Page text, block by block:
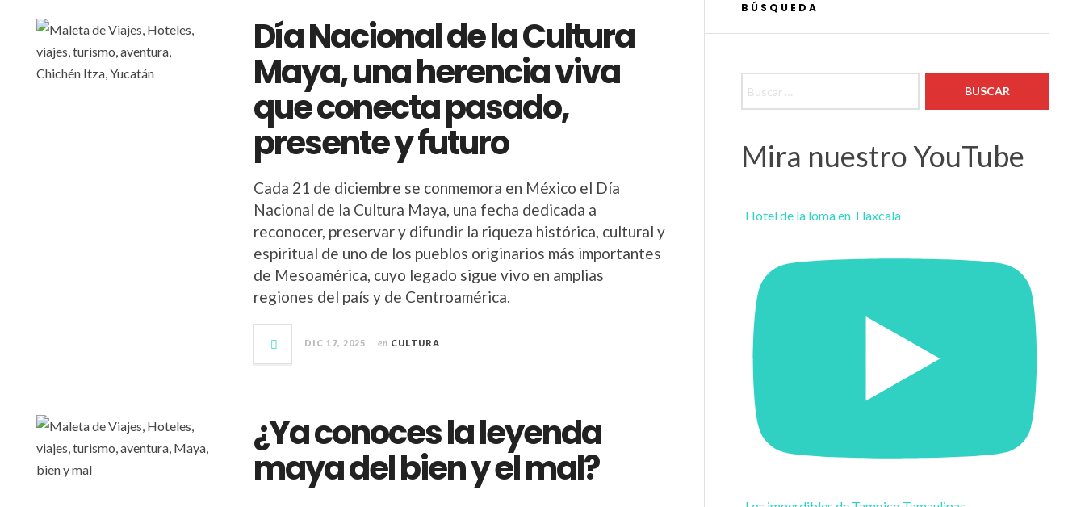
Día Nacional de la Cultura
Maya, una herencia viva
que conecta pasado,
presente y futuro
Cada 21 de diciembre se conmemora en México el Día
Nacional de la Cultura Maya, una fecha dedicada a
reconocer, preservar y difundir la riqueza histórica, cultural y
espiritual de uno de los pueblos originarios más importantes
de Mesoamérica, cuyo legado sigue vivo en amplias
regiones del país y de Centroamérica.
DIC 17, 2025 en CULTURA
¿Ya conoces la leyenda
maya del bien y el mal?
BÚSQUEDA
Mira nuestro YouTube
Hotel de la loma en Tlaxcala